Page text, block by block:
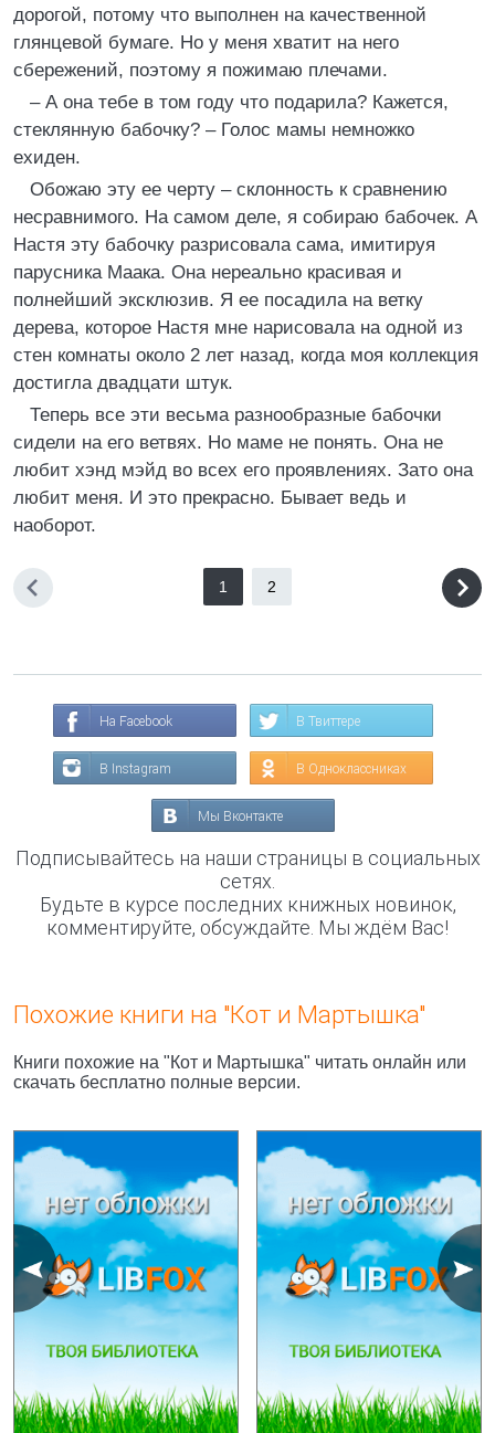
дорогой, потому что выполнен на качественной
глянцевой бумаге. Но у меня хватит на него
сбережений, поэтому я пожимаю плечами.
– А она тебе в том году что подарила? Кажется,
стеклянную бабочку? – Голос мамы немножко
ехиден.
Обожаю эту ее черту – склонность к сравнению
несравнимого. На самом деле, я собираю бабочек. А
Настя эту бабочку разрисовала сама, имитируя
парусника Маака. Она нереально красивая и
полнейший эксклюзив. Я ее посадила на ветку
дерева, которое Настя мне нарисовала на одной из
стен комнаты около 2 лет назад, когда моя коллекция
достигла двадцати штук.
Теперь все эти весьма разнообразные бабочки
сидели на его ветвях. Но маме не понять. Она не
любит хэнд мэйд во всех его проявлениях. Зато она
любит меня. И это прекрасно. Бывает ведь и
наоборот.
1 2
На Facebook В Твиттере
В Instagram В Одноклассниках
Мы Вконтакте
Подписывайтесь на наши страницы в социальных
сетях.
Будьте в курсе последних книжных новинок,
комментируйте, обсуждайте. Мы ждём Вас!
Похожие книги на "Кот и Мартышка"
Книги похожие на "Кот и Мартышка" читать онлайн или
скачать бесплатно полные версии.